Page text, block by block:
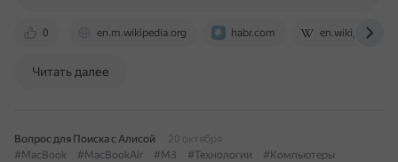
0 en.m.wikipedia.org habr.com en.wikipedia.org
Читать далее
Вопрос для Поиска с Алисой
20 октября
#MacBook
#MacBookAir #M3 #Технологии
#Компьютеры